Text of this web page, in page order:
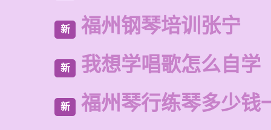
新 福州钢琴培训张宁
新 我想学唱歌怎么自学
新 福州琴行练琴多少钱